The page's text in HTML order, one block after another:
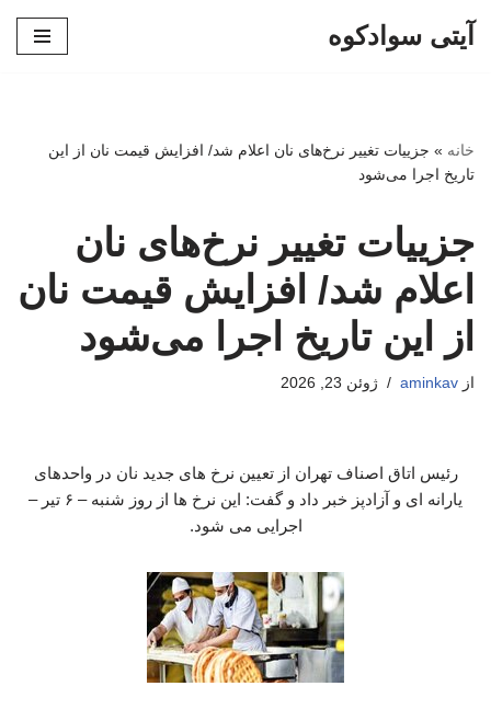
آیتی سوادکوه
خانه » جزییات تغییر نرخ‌های نان اعلام شد/ افزایش قیمت نان از این
تاریخ اجرا می‌شود
جزییات تغییر نرخ‌های نان
اعلام شد/ افزایش قیمت نان
از این تاریخ اجرا می‌شود
از aminkav ژوئن 23, 2026
رئیس اتاق اصناف تهران از تعیین نرخ های جدید نان در واحدهای
یارانه‌ ای و آزادپز خبر داد و گفت: این نرخ ها از روز شنبه – ۶ تیر –
اجرایی می شود.